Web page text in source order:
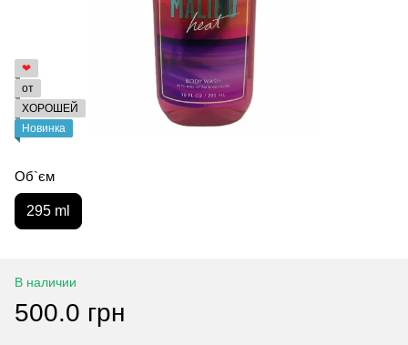
❤
от
ХОРОШЕЙ
Новинка
Об`єм
295 ml
В наличии
500.0 грн